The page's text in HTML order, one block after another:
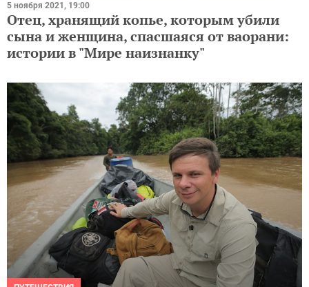
5 ноября 2021, 19:00
Отец, хранящий копье, которым убили
сына и женщина, спасшаяся от ваорани:
истории в "Мире наизнанку"